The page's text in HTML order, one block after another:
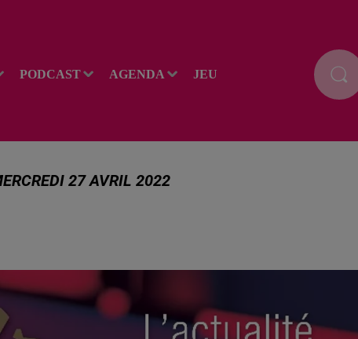
PODCAST AGENDA JEU
27 AVRIL 2022